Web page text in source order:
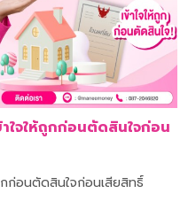
ใจให้ถูกก่อนตัดสินใจก่อน
กก่อนตัดสินใจก่อนเสียสิทธิ์